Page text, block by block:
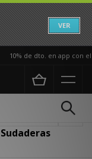
VER
10% de dto. en app con el